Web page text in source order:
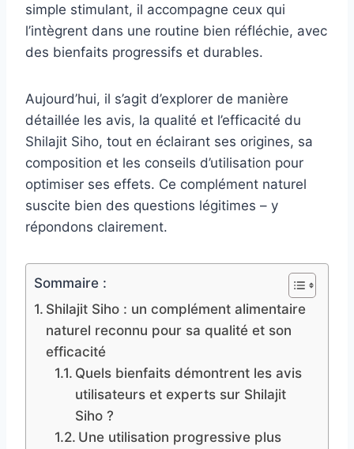
simple stimulant, il accompagne ceux qui
l’intègrent dans une routine bien réfléchie, avec
des bienfaits progressifs et durables.
Aujourd’hui, il s’agit d’explorer de manière
détaillée les avis, la qualité et l’efficacité du
Shilajit Siho, tout en éclairant ses origines, sa
composition et les conseils d’utilisation pour
optimiser ses effets. Ce complément naturel
suscite bien des questions légitimes – y
répondons clairement.
Sommaire :
Shilajit Siho : un complément alimentaire
naturel reconnu pour sa qualité et son
efficacité
Quels bienfaits démontrent les avis
utilisateurs et experts sur Shilajit
Siho ?
Une utilisation progressive plus